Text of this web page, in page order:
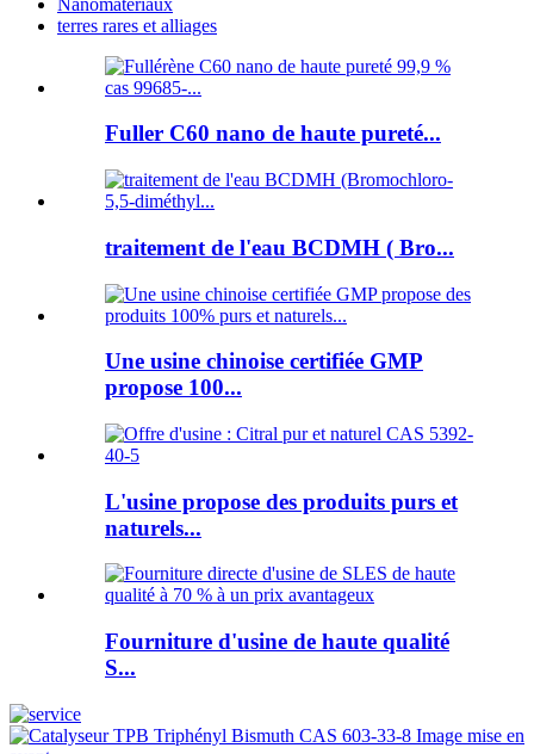
terres rares et alliages
Fuller C60 nano de haute pureté...
traitement de l'eau BCDMH ( Bro...
Une usine chinoise certifiée GMP
propose 100...
L'usine propose des produits purs et
naturels...
Fourniture d'usine de haute qualité
S...